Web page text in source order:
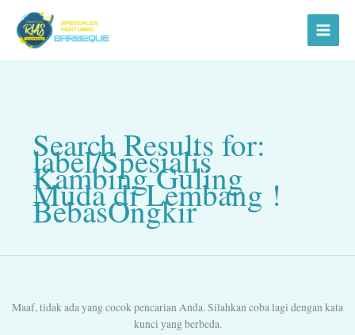
konten
Search Results for:
label/Spesialis
Kambing Guling
Muda di Lembang !
BebasOngkir
Maaf, tidak ada yang cocok pencarian Anda. Silahkan coba lagi dengan kata
kunci yang berbeda.
untuk: